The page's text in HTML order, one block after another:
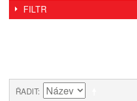
FILTR
ŘADIT